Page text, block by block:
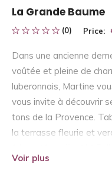
La Grande Baume
(0) Price:
Dans une ancienne
voûtée et pleine de
luberonnais, Martine
vous invite à découvrir
tons de la Provence.
la terrasse fleurie et
châteaux, randonnées
Voir plus